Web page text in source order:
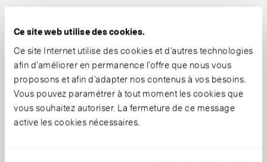
Ce site web utilise des cookies.
Ce site Internet utilise des cookies et d’autres technologies
afin d’améliorer en permanence l’offre que nous vous
proposons et afin d’adapter nos contenus à vos besoins.
Vous pouvez paramétrer à tout moment les cookies que
vous souhaitez autoriser. La fermeture de ce message
active les cookies nécessaires.